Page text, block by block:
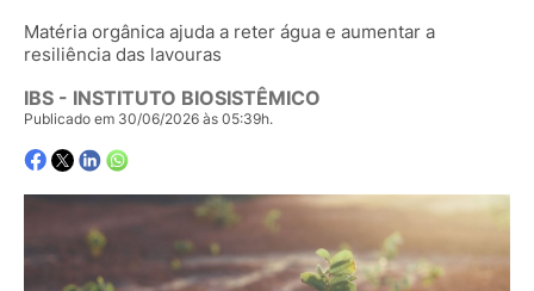
Matéria orgânica ajuda a reter água e aumentar a
resiliência das lavouras
IBS - INSTITUTO BIOSISTÊMICO
Publicado em 30/06/2026 às 05:39h.